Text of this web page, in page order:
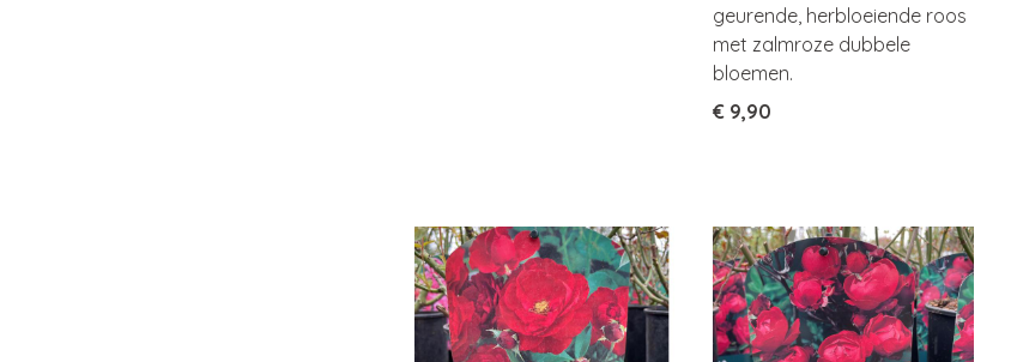
geurende, herbloeiende roos
met zalmroze dubbele
bloemen.
€ 9,90